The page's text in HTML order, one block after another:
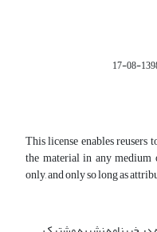
1398-
This license enables reusers
the material in any
only, and only so long as